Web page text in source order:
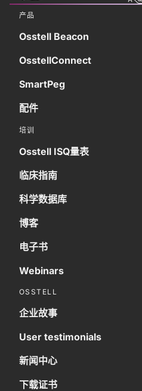
产品
Osstell Beacon
OsstellConnect
SmartPeg
配件
培训
Osstell ISQ量表
临床指南
科学数据库
博客
电子书
Webinars
OSSTELL
企业故事
User testimonials
新闻中心
下载证书